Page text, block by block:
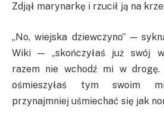
Zdjął marynarkę i rzucił ją na
„No, wiejska dziewczyno” —
Wiki — „skończyłaś już swój
razem nie wchodź mi w drogę.
ośmieszyłaś tym swoim
przynajmniej uśmiechać się jak